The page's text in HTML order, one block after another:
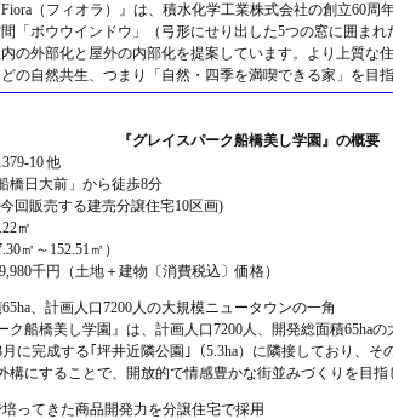
（フィオラ）』は、積水化学工業株式会社の創立60周
間「ボウウインドウ」（弓形にせり出した5つの窓に囲ま
の外部化と屋外の内部化を提案しています。より上質な
の自然共生、つまり「自然・四季を満喫できる家」を目
『グレイスパーク船橋美し学園』の概要
10 他
橋日大前」から徒歩8分
回販売する建売分譲住宅10区画)
㎡
㎡～152.51㎡）
千円（土地＋建物〔消費税込〕価格）
、計画人口7200人の大規模ニュータウンの一角
ク船橋美し学園』は、計画人口7200人、開発総面積65ha
に完成する｢坪井近隣公園｣（5.3ha）に隣接しており、
構にすることで、開放的で情感豊かな街並みづくりを目指
ってきた商品開発力を分譲住宅で採用